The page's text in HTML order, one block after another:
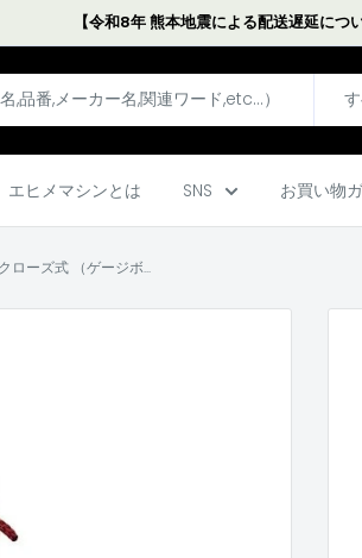
【令和8年 熊本地震による配送遅延につ
エヒメマシンとは SNS お買い物
ローズ式 （ゲージボ...